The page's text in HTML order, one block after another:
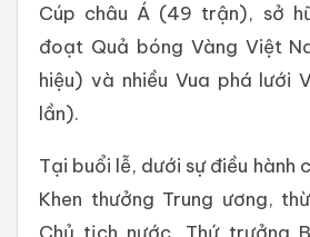
Cúp châu Á (49 trận), sở
đoạt Quả bóng Vàng Việt
hiệu) và nhiều Vua phá lưới
lần).
Tại buổi lễ, dưới sự điều hành
Khen thưởng Trung ương,
Chủ tịch nước, Thứ trưởng